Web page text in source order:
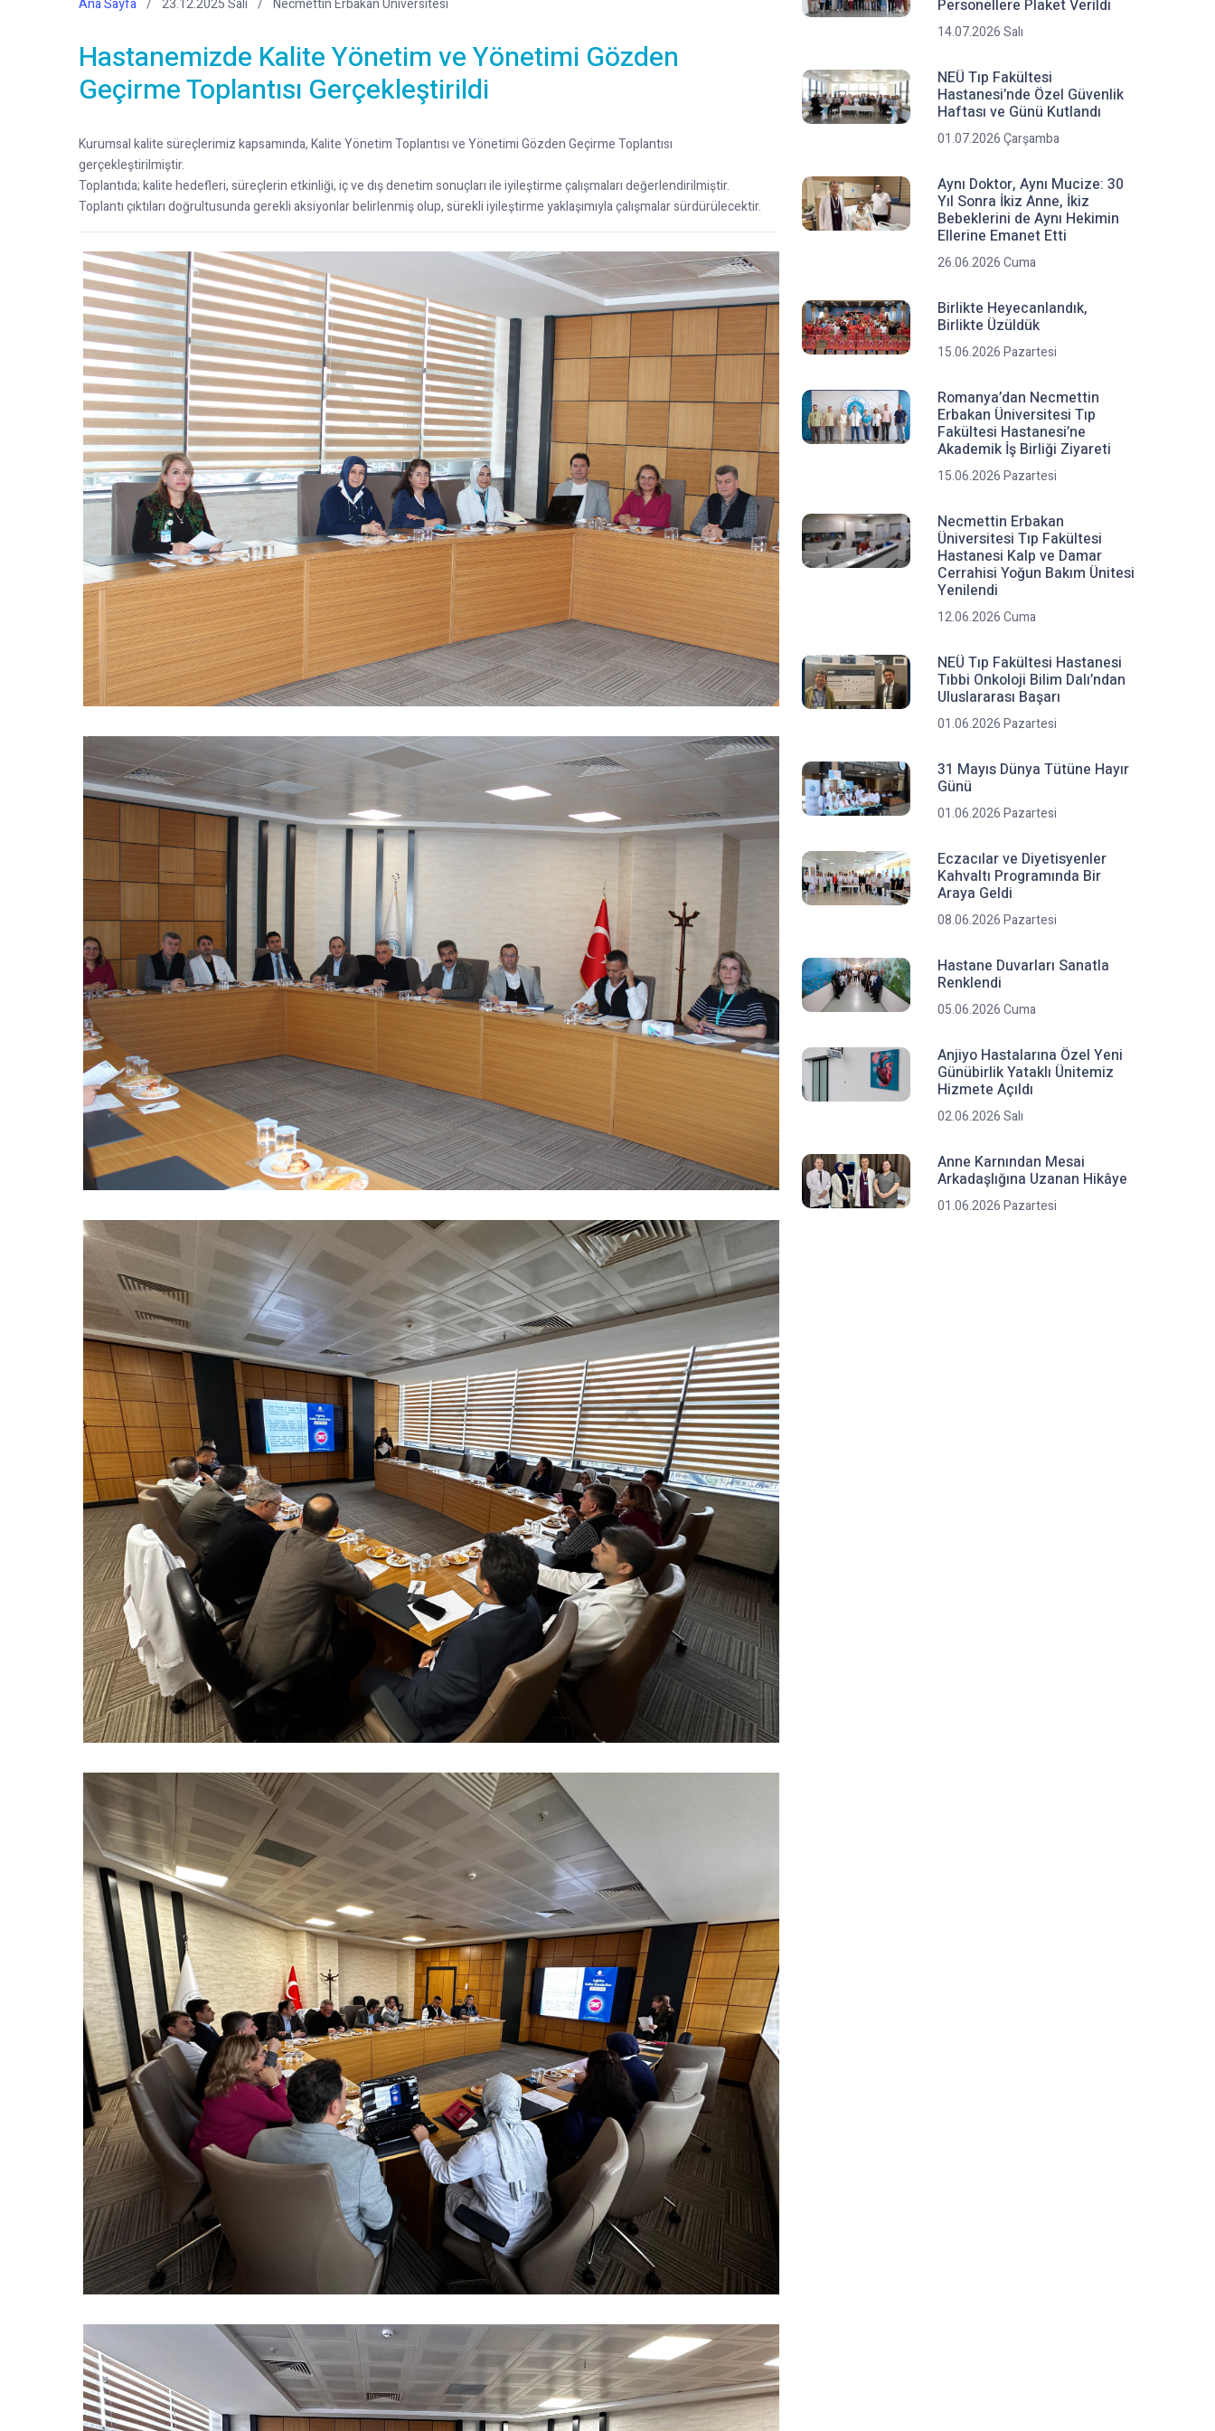
Ana Sayfa 23.12.2025 Salı Necmettin Erbakan Üniversitesi
Hastanemizde Kalite Yönetim ve Yönetimi Gözden
Geçirme Toplantısı Gerçekleştirildi
Kurumsal kalite süreçlerimiz kapsamında, Kalite Yönetim Toplantısı ve Yönetimi Gözden Geçirme Toplantısı
gerçekleştirilmiştir.
Toplantıda; kalite hedefleri, süreçlerin etkinliği, iç ve dış denetim sonuçları ile iyileştirme çalışmaları değerlendirilmiştir.
Toplantı çıktıları doğrultusunda gerekli aksiyonlar belirlenmiş olup, sürekli iyileştirme yaklaşımıyla çalışmalar sürdürülecektir.
Personellere Plaket Verildi
14.07.2026 Salı
NEÜ Tıp Fakültesi
Hastanesi’nde Özel Güvenlik
Haftası ve Günü Kutlandı
01.07.2026 Çarşamba
Aynı Doktor, Aynı Mucize: 30
Yıl Sonra İkiz Anne, İkiz
Bebeklerini de Aynı Hekimin
Ellerine Emanet Etti
26.06.2026 Cuma
Birlikte Heyecanlandık,
Birlikte Üzüldük
15.06.2026 Pazartesi
Romanya’dan Necmettin
Erbakan Üniversitesi Tıp
Fakültesi Hastanesi’ne
Akademik İş Birliği Ziyareti
15.06.2026 Pazartesi
Necmettin Erbakan
Üniversitesi Tıp Fakültesi
Hastanesi Kalp ve Damar
Cerrahisi Yoğun Bakım Ünitesi
Yenilendi
12.06.2026 Cuma
NEÜ Tıp Fakültesi Hastanesi
Tıbbi Onkoloji Bilim Dalı’ndan
Uluslararası Başarı
01.06.2026 Pazartesi
31 Mayıs Dünya Tütüne Hayır
Günü
01.06.2026 Pazartesi
Eczacılar ve Diyetisyenler
Kahvaltı Programında Bir
Araya Geldi
08.06.2026 Pazartesi
Hastane Duvarları Sanatla
Renklendi
05.06.2026 Cuma
Anjiyo Hastalarına Özel Yeni
Günübirlik Yataklı Ünitemiz
Hizmete Açıldı
02.06.2026 Salı
Anne Karnından Mesai
Arkadaşlığına Uzanan Hikâye
01.06.2026 Pazartesi